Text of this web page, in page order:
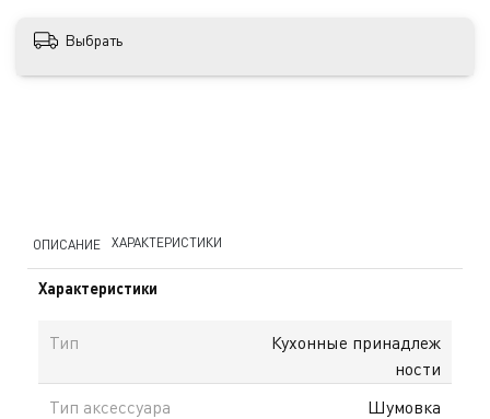
Выбрать
ОПИСАНИЕ ХАРАКТЕРИСТИКИ
Характеристики
Тип
Кухонные принадлеж
ности
Тип аксессуара
Шумовка